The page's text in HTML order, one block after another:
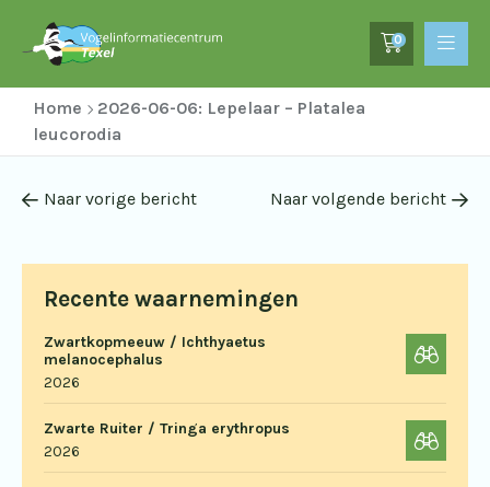
0
Home
2026-06-06: Lepelaar – Platalea
leucorodia
Recente waarnemingen
Zwartkopmeeuw / Ichthyaetus
melanocephalus
2026
Zwarte Ruiter / Tringa erythropus
2026
Naar vorige bericht Naar volgende bericht